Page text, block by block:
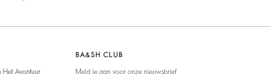
Het Avontuur
BA&SH CLUB
Meld je aan voor onze nieuwsbrief